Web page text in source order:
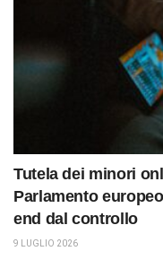
Tutela dei minori
Parlamento
end dal controllo
9 LUGLIO 2026